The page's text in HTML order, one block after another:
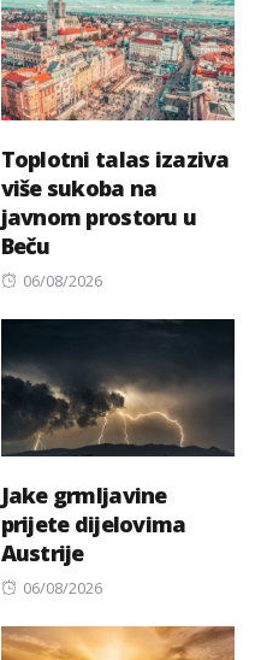
Toplotni talas izaziva
više sukoba na
javnom prostoru u
Beču
Posted
06/08/2026
Jake grmljavine
prijete dijelovima
Austrije
Posted
06/08/2026